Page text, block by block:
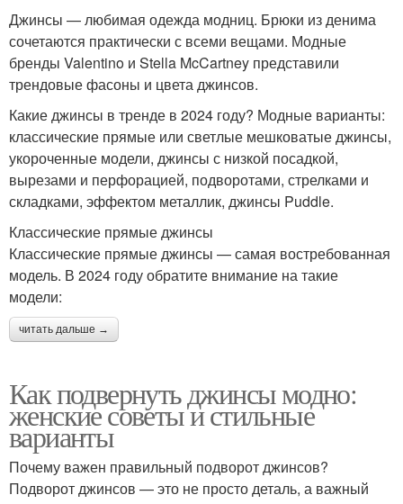
Джинсы — любимая одежда модниц. Брюки из денима
сочетаются практически с всеми вещами. Модные
бренды Valentino и Stella McCartney представили
трендовые фасоны и цвета джинсов.
Какие джинсы в тренде в 2024 году? Модные варианты:
классические прямые или светлые мешковатые джинсы,
укороченные модели, джинсы с низкой посадкой,
вырезами и перфорацией, подворотами, стрелками и
складками, эффектом металлик, джинсы Puddle.
Классические прямые джинсы
Классические прямые джинсы — самая востребованная
модель. В 2024 году обратите внимание на такие
модели:
читать дальше →
Как подвернуть джинсы модно:
женские советы и стильные
варианты
Почему важен правильный подворот джинсов?
Подворот джинсов — это не просто деталь, а важный